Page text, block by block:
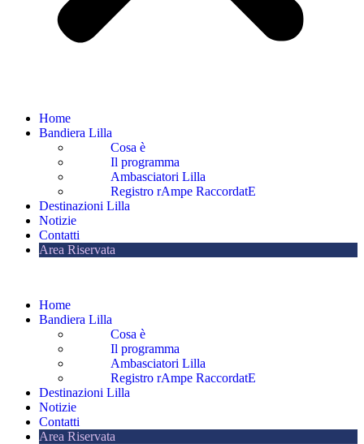
Home
Bandiera Lilla
Cosa è
Il programma
Ambasciatori Lilla
Registro rAmpe RaccordatE
Destinazioni Lilla
Notizie
Contatti
Area Riservata
Home
Bandiera Lilla
Cosa è
Il programma
Ambasciatori Lilla
Registro rAmpe RaccordatE
Destinazioni Lilla
Notizie
Contatti
Area Riservata